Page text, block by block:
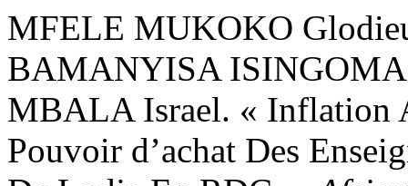
MFELE MUKOKO
BAMANYISA
MBALA Israel. « Inflation
Pouvoir d’achat Des